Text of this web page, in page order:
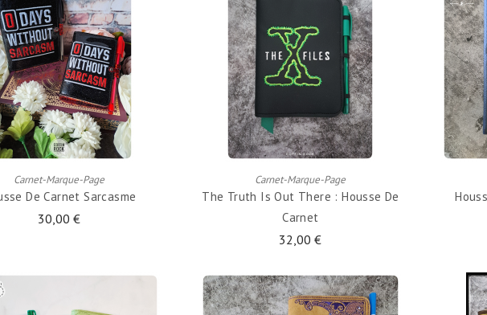
Carnet-Marque-Page
De Carnet Sarcasme
30,00 €
AJOUTER AU PANIER
Carnet-Marque-Page
The Truth Is Out There : Housse De
Carnet
32,00 €
AJOUTER AU PANIER